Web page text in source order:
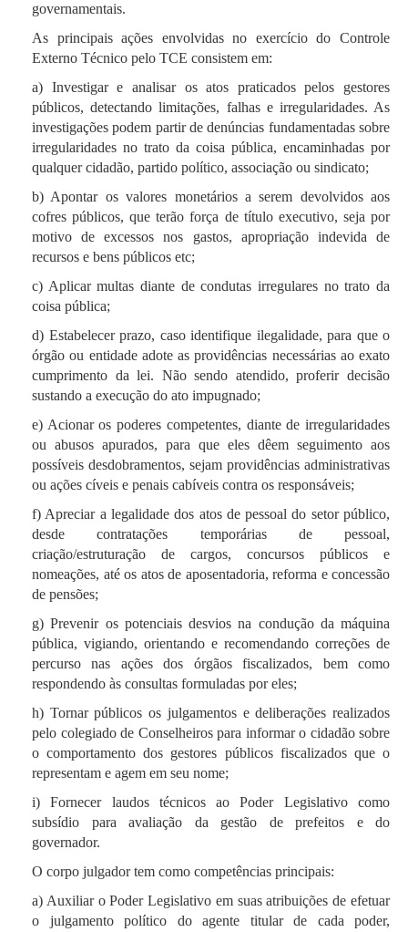
participação e aprendizagem;
Atendimento a determinações legais, como o
exercício do controle externo (art. 71, e
seguintes, da Constituição Federal),
disponibilização de pedidos feitos por meio da
Lei de Acesso à Informação (Lei 12.527/2011),
garantia de participação, proteção e defesa dos
direitos do usuário dos serviços públicos (Lei
13.460/2017);
Os dados também são utilizados para prover
experiência personalizada do usuário quando do
acesso a sistemas e para estatística de uso.
Dados cadastrais realizados no portal não são
compartilhados com órgãos ou entes externos ao
tribunal, exceto aqueles relativos à participação em
curso promovidos em parceria.
Ademais, o tribunal não compartilha nem autoriza o
compartilhamento de informações para fins ilícitos,
abusivos ou discriminatórios.
Ações de Capacitação
A Escola de Contas Pública Professor Barreto
Guimarães (ECPBG) foi instituída para cumprir
precipuamente a função de disseminação do
conhecimento no âmbito da gestão pública, com
ênfase na capacitação dos servidores do próprio
TCE-PE e das entidades por ele fiscalizadas, além
daquelas vinculadas à administração pública em
geral e de membros da sociedade civil.
Ela foi criada pela Lei 11.566/98, sob a condição de
órgão autônomo, diretamente vinculado à Presidência
do Tribunal de Contas do Estado de Pernambuco
governamentais.
As principais ações envolvidas no exercício do Controle
Externo Técnico pelo TCE consistem em:
a) Investigar e analisar os atos praticados pelos gestores
públicos, detectando limitações, falhas e irregularidades. As
investigações podem partir de denúncias fundamentadas sobre
irregularidades no trato da coisa pública, encaminhadas por
qualquer cidadão, partido político, associação ou sindicato;
b) Apontar os valores monetários a serem devolvidos aos
cofres públicos, que terão força de título executivo, seja por
motivo de excessos nos gastos, apropriação indevida de
recursos e bens públicos etc;
c) Aplicar multas diante de condutas irregulares no trato da
coisa pública;
d) Estabelecer prazo, caso identifique ilegalidade, para que o
órgão ou entidade adote as providências necessárias ao exato
cumprimento da lei. Não sendo atendido, proferir decisão
sustando a execução do ato impugnado;
e) Acionar os poderes competentes, diante de irregularidades
ou abusos apurados, para que eles dêem seguimento aos
possíveis desdobramentos, sejam providências administrativas
ou ações cíveis e penais cabíveis contra os responsáveis;
f) Apreciar a legalidade dos atos de pessoal do setor público,
desde contratações temporárias de pessoal,
criação/estruturação de cargos, concursos públicos e
nomeações, até os atos de aposentadoria, reforma e concessão
de pensões;
g) Prevenir os potenciais desvios na condução da máquina
pública, vigiando, orientando e recomendando correções de
percurso nas ações dos órgãos fiscalizados, bem como
respondendo às consultas formuladas por eles;
h) Tornar públicos os julgamentos e deliberações realizados
pelo colegiado de Conselheiros para informar o cidadão sobre
o comportamento dos gestores públicos fiscalizados que o
representam e agem em seu nome;
i) Fornecer laudos técnicos ao Poder Legislativo como
subsídio para avaliação da gestão de prefeitos e do
governador.
O corpo julgador tem como competências principais:
a) Auxiliar o Poder Legislativo em suas atribuições de efetuar
o julgamento político do agente titular de cada poder,